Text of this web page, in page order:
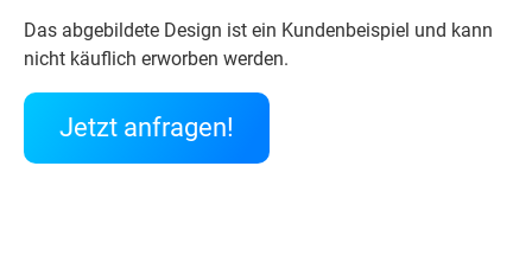
Das abgebildete Design ist ein Kundenbeispiel und kann
nicht käuflich erworben werden.
Jetzt anfragen!